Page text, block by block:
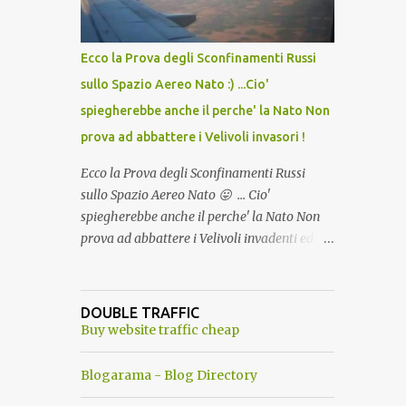
del Capo, era "spettacolare Ghiacciato, ma
andava bene anche, a Temperatura
Ambiente"! Riproponiamo l'articolo per NON
Ecco la Prova degli Sconfinamenti Russi
sullo Spazio Aereo Nato :) ...Cio'
spiegherebbe anche il perche' la Nato Non
prova ad abbattere i Velivoli invasori !
Ecco la Prova degli Sconfinamenti Russi
sullo Spazio Aereo Nato 😛 ... Cio'
spiegherebbe anche il perche' la Nato Non
prova ad abbattere i Velivoli invadenti ed
alcuna notizia di un'invasione dello spazio
aereo NATO da parte di un robot chiamato
ancora una fantasia Nato o forse una "False
DOUBLE TRAFFIC
Buy website traffic cheap
Blogarama - Blog Directory